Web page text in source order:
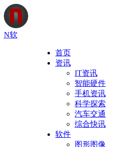
N软
首页
资讯
IT资讯
智能硬件
手机资讯
科学探索
汽车交通
综合快讯
软件
图形图像